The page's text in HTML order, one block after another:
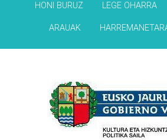
HONI BURUZ LEGE OHARRA
ARAUAK